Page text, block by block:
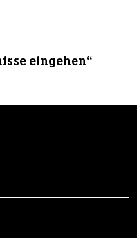
eingehen“